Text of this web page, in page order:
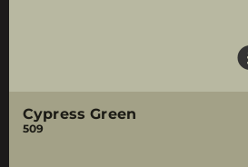
Cypress Green
509